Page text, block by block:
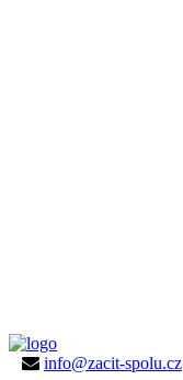
info@zacit-spolu.cz